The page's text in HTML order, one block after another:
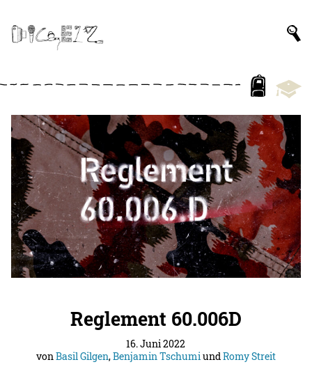
Reglement 60.006D
16. Juni 2022
vonBasil Gilgen,Benjamin TschumiundRomy Streit